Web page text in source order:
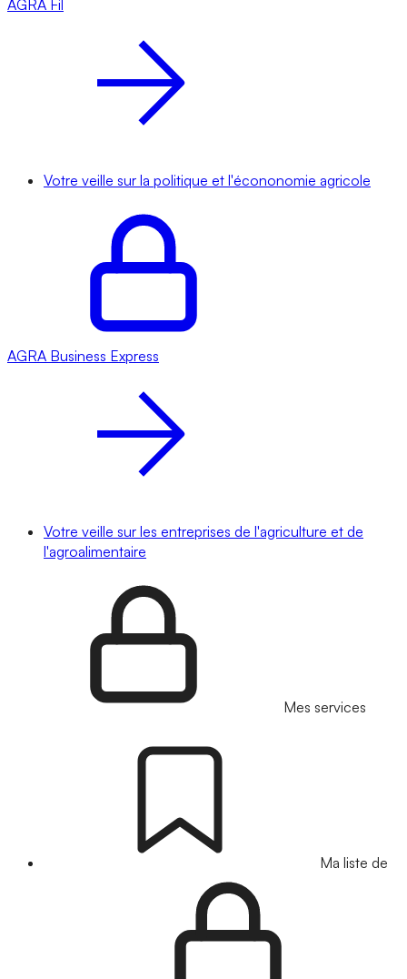
AGRA Fil
Votre veille sur la politique et l'écononomie agricole
AGRA Business Express
Votre veille sur les entreprises de l'agriculture et de
l'agroalimentaire
Mes services
Ma liste de